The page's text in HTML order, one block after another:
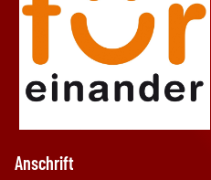
Anschrift